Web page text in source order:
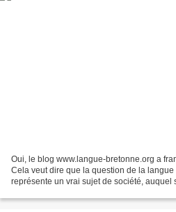
Oui, le blog www.langue-bretonne.org a
Cela veut dire que la question de la langue
représente un vrai sujet de société, auquel